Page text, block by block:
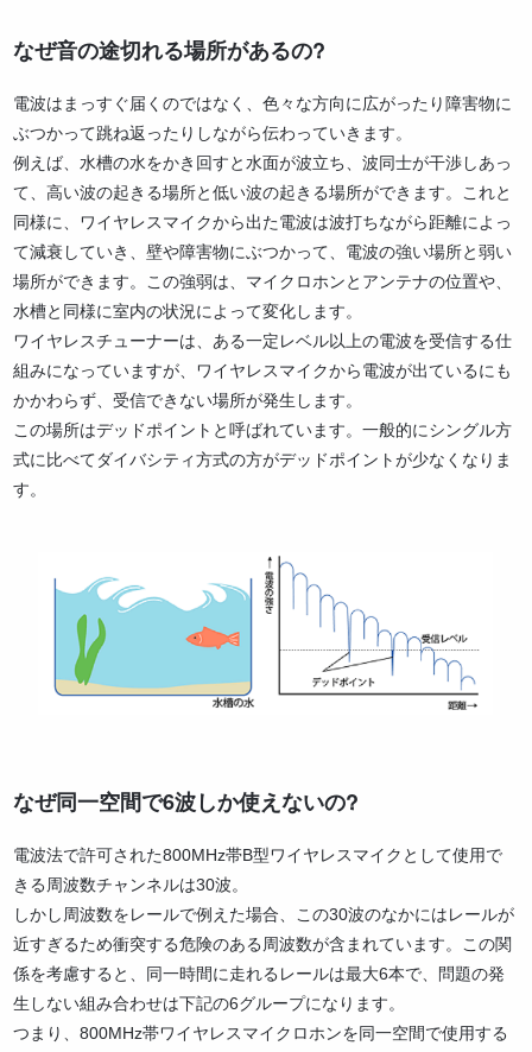
なぜ音の途切れる場所があるの?
電波はまっすぐ届くのではなく、色々な方向に広がったり障害物に
ぶつかって跳ね返ったりしながら伝わっていきます。
例えば、水槽の水をかき回すと水面が波立ち、波同士が干渉しあっ
て、高い波の起きる場所と低い波の起きる場所ができます。これと
同様に、ワイヤレスマイクから出た電波は波打ちながら距離によっ
て減衰していき、壁や障害物にぶつかって、電波の強い場所と弱い
場所ができます。この強弱は、マイクロホンとアンテナの位置や、
水槽と同様に室内の状況によって変化します。
ワイヤレスチューナーは、ある一定レベル以上の電波を受信する仕
組みになっていますが、ワイヤレスマイクから電波が出ているにも
かかわらず、受信できない場所が発生します。
この場所はデッドポイントと呼ばれています。一般的にシングル方
式に比べてダイバシティ方式の方がデッドポイントが少なくなりま
す。
なぜ同一空間で6波しか使えないの?
電波法で許可された800MHz帯B型ワイヤレスマイクとして使用で
きる周波数チャンネルは30波。
しかし周波数をレールで例えた場合、この30波のなかにはレールが
近すぎるため衝突する危険のある周波数が含まれています。この関
係を考慮すると、同一時間に走れるレールは最大6本で、問題の発
生しない組み合わせは下記の6グループになります。
つまり、800MHz帯ワイヤレスマイクロホンを同一空間で使用する